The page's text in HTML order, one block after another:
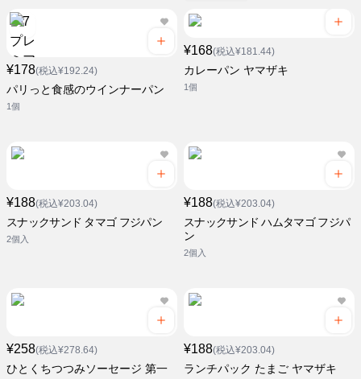
¥178(税込¥192.24)
パリっと食感のウインナーパン
1個
¥168(税込¥181.44)
カレーパン ヤマザキ
1個
¥188(税込¥203.04)
スナックサンド タマゴ フジパン
2個入
¥188(税込¥203.04)
スナックサンド ハムタマゴ フジパ
ン
2個入
¥258(税込¥278.64)
ひとくちつつみソーセージ 第一
¥188(税込¥203.04)
ランチパック たまご ヤマザキ